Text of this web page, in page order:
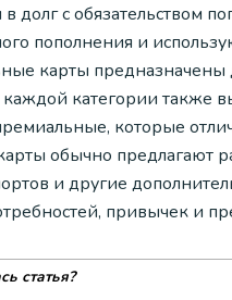
в долг с обязательством
пополнения и
карты
категории также
которые
обычно предлагают
и другие
привычек и
статья?